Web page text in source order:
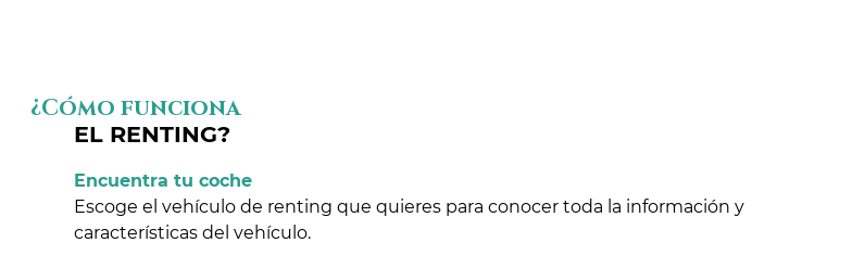
¿Cómo funciona
EL RENTING?
Encuentra tu coche
Escoge el vehículo de renting que quieres para conocer toda la información y
características del vehículo.